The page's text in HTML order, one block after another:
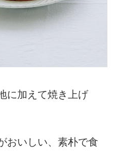
に加えて焼き上げ
おいしい、素朴で食